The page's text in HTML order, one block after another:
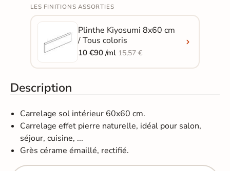
LES FINITIONS ASSORTIES
Plinthe Kiyosumi 8x60 cm
/ Tous coloris
10 €90 /ml15,57 €
Description
Carrelage sol intérieur 60x60 cm.
Carrelage effet pierre naturelle, idéal pour salon,
séjour, cuisine, ...
Grès cérame émaillé, rectifié.